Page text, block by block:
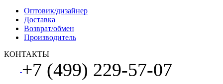
Оптовик/дизайнер
Доставка
Возврат/обмен
Производитель
КОНТАКТЫ
+7 (499) 229-57-07